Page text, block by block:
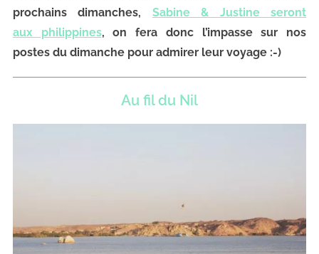
prochains dimanches, Sabine & Justine seront
aux philippines, on fera donc l’impasse sur nos
postes du dimanche pour admirer leur voyage :-)
Au fil du Nil